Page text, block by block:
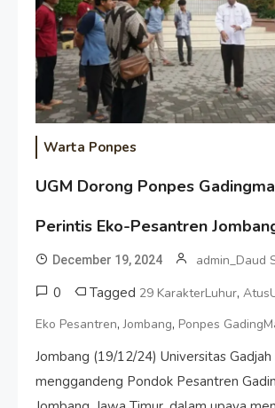
Warta Ponpes
UGM Dorong Ponpes
Perintis Eko-Pesantren
December 19, 2024 admin_Daud
0 Tagged 29 KarakterLuhur,
Eko Pesantren,Jombang, Ponpes
Jombang (19/12/24) Universitas Gadjah
menggandeng Pondok Pesantren